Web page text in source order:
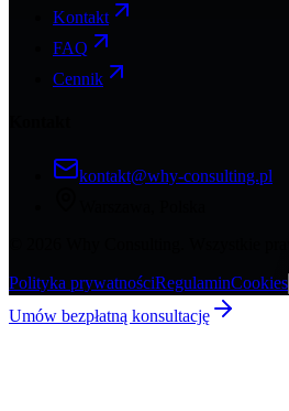
Kontakt
FAQ
Cennik
kontakt@why-consulting.pl
Polityka prywatnościRegulaminCookies
Umów bezpłatną konsultację